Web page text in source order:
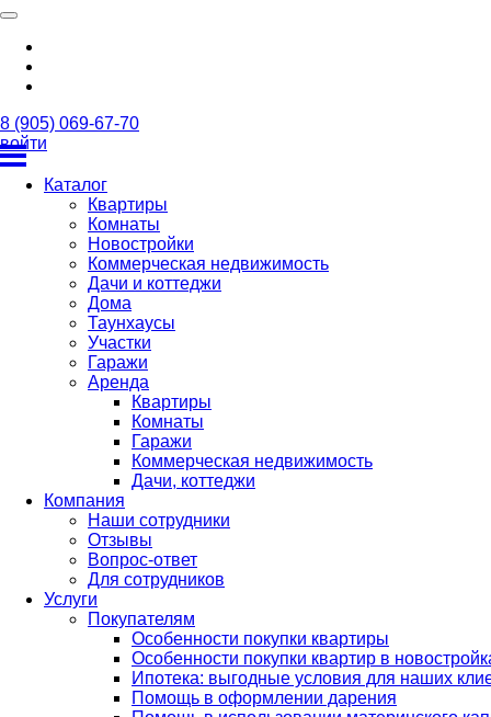
8 (905) 069-67-70
войти
Каталог
Квартиры
Комнаты
Новостройки
Коммерческая недвижимость
Дачи и коттеджи
Дома
Таунхаусы
Участки
Гаражи
Аренда
Квартиры
Комнаты
Гаражи
Коммерческая недвижимость
Дачи, коттеджи
Компания
Наши сотрудники
Отзывы
Вопрос-ответ
Для сотрудников
Услуги
Покупателям
Особенности покупки квартиры
Особенности покупки квартир в
Ипотека: выгодные условия для наших
Помощь в оформлении дарения